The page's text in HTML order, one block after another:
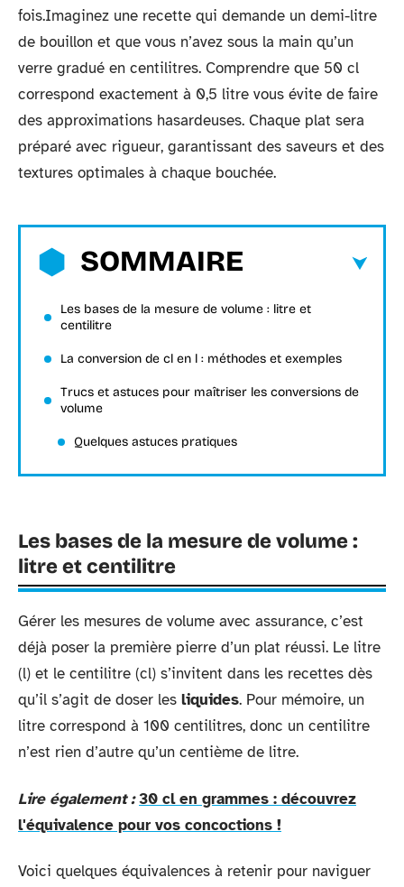
fois.Imaginez une recette qui demande un demi-litre
de bouillon et que vous n’avez sous la main qu’un
verre gradué en centilitres. Comprendre que 50 cl
correspond exactement à 0,5 litre vous évite de faire
des approximations hasardeuses. Chaque plat sera
préparé avec rigueur, garantissant des saveurs et des
textures optimales à chaque bouchée.
SOMMAIRE
Les bases de la mesure de volume : litre et
centilitre
La conversion de cl en l : méthodes et exemples
Trucs et astuces pour maîtriser les conversions de
volume
Quelques astuces pratiques
Les bases de la mesure de volume :
litre et centilitre
Gérer les mesures de volume avec assurance, c’est
déjà poser la première pierre d’un plat réussi. Le litre
(l) et le centilitre (cl) s’invitent dans les recettes dès
qu’il s’agit de doser les liquides. Pour mémoire, un
litre correspond à 100 centilitres, donc un centilitre
n’est rien d’autre qu’un centième de litre.
Lire également : 30 cl en grammes : découvrez
l'équivalence pour vos concoctions !
Voici quelques équivalences à retenir pour naviguer